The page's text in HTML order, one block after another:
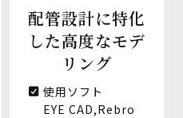
配管設計に特化
した高度なモデ
リング
使用ソフト
EYE CAD,Rebro